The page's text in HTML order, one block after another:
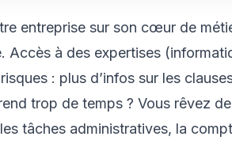
entreprise sur son cœur de
Accès à des expertises
: plus d’infos sur les
trop de temps ? Vous rêvez
tâches administratives, la